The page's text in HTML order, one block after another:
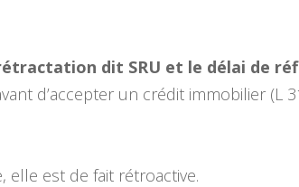
dit SRU et le délai de
d’accepter un crédit immobilier (L
elle est de fait rétroactive.